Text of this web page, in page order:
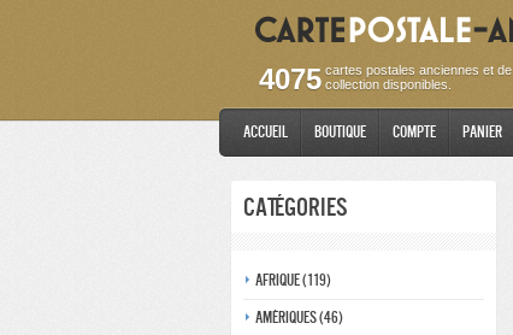
4075 cartes postales anciennes et de
collection disponibles.
Accueil Boutique Compte Panier
Catégories
Afrique (119)
Amériques (46)